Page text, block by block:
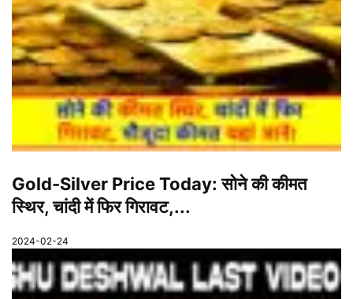
Gold-Silver Price Today: सोने की कीमत
स्थिर, चांदी में फिर गिरावट,...
2024-02-24